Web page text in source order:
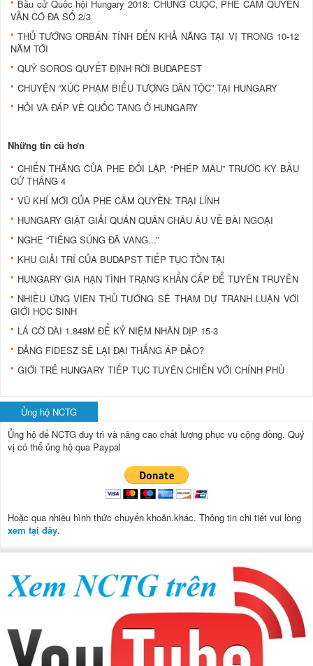
Bầu cử Quốc hội Hungary 2018: CHUNG CUỘC, PHE CẦM QUYỀN
VẪN CÓ ĐA SỐ 2/3
THỦ TƯỚNG ORBÁN TÍNH ĐẾN KHẢ NĂNG TẠI VỊ TRONG 10-12
NĂM TỚI
QUỸ SOROS QUYẾT ĐỊNH RỜI BUDAPEST
CHUYỆN “XÚC PHẠM BIỂU TƯỢNG DÂN TỘC” TẠI HUNGARY
HỎI VÀ ĐÁP VỀ QUỐC TANG Ở HUNGARY
Những tin cũ hơn
CHIẾN THẮNG CỦA PHE ĐỐI LẬP, “PHÉP MÀU” TRƯỚC KỲ BẦU
CỬ THÁNG 4
VŨ KHÍ MỚI CỦA PHE CẦM QUYỀN: TRẠI LÍNH
HUNGARY GIẬT GIẢI QUÁN QUÂN CHÂU ÂU VỀ BÀI NGOẠI
NGHE “TIẾNG SÚNG ĐÃ VANG...”
KHU GIẢI TRÍ CỦA BUDAPST TIẾP TỤC TỒN TẠI
HUNGARY GIA HẠN TÌNH TRẠNG KHẨN CẤP ĐỂ TUYÊN TRUYỀN
NHIỀU ỨNG VIÊN THỦ TƯỚNG SẼ THAM DỰ TRANH LUẬN VỚI
GIỚI HỌC SINH
LÁ CỜ DÀI 1.848M ĐỂ KỶ NIỆM NHÂN DỊP 15-3
ĐẢNG FIDESZ SẼ LẠI ĐẠI THẮNG ÁP ĐẢO?
GIỚI TRẺ HUNGARY TIẾP TỤC TUYÊN CHIẾN VỚI CHÍNH PHỦ
Ủng hộ NCTG
Ủng hộ để NCTG duy trì và nâng cao chất lượng phục vụ cộng đồng. Quý
vị có thể ủng hộ qua Paypal
Hoặc qua nhiều hình thức chuyển khoản.khác. Thông tin chi tiết vui lòng
xem tại đây.